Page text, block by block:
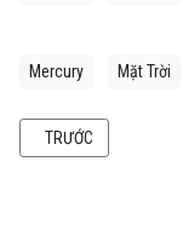
Mercury Mặt Trời
BÀI VIẾT TRƯỚC:
TRƯỚC